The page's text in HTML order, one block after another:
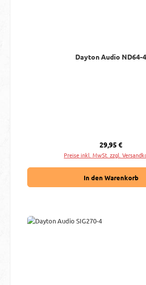
Dayton Audio ND64-4
Regulärer Preis:
29,95 €
Preise inkl. MwSt. zzgl.
In den Warenkorb